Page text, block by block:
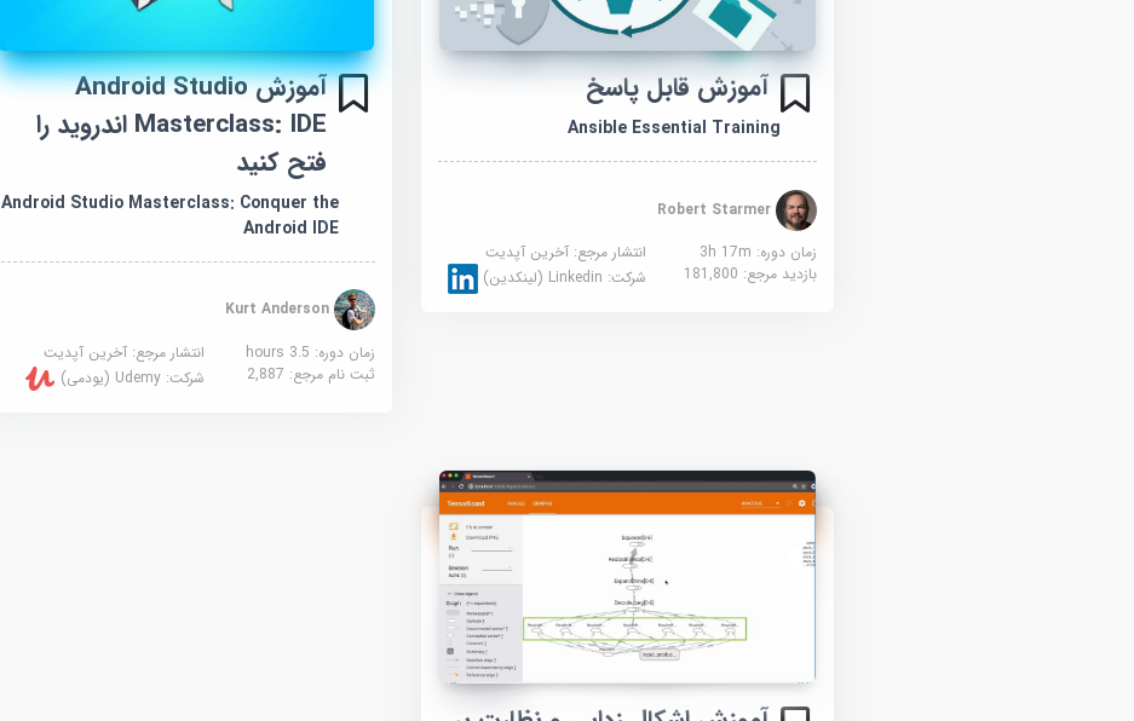
آموزش قابل پاسخ
Ansible Essential Training
زمان دوره: 3h 17m
انتشار مرجع: آخرین آپدیت
بازدید مرجع: 181,800 شرکت: Linkedin (لینکدین)
آموزش Android Studio
Masterclass: IDE اندروید را
فتح کنید
Android Studio Masterclass: Conquer the
Android IDE
Kurt Anderson
زمان دوره: 3.5 hours
انتشار مرجع: آخرین آپدیت
ثبت نام مرجع: 2,887 شرکت: Udemy (یودمی)